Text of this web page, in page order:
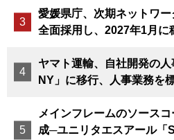
愛媛県庁、次期ネットワ
全面採用し、2027年1月に
ヤマト運輸、自社開発の
NY」に移行、人事業務を
メインフレームのソース
成─ユニリタエスアール